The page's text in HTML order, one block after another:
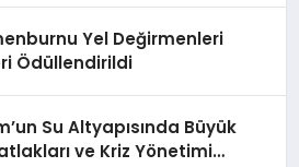
Yel Değirmenleri
Ödüllendirildi
Su Altyapısında Büyük
ve Kriz Yönetimi